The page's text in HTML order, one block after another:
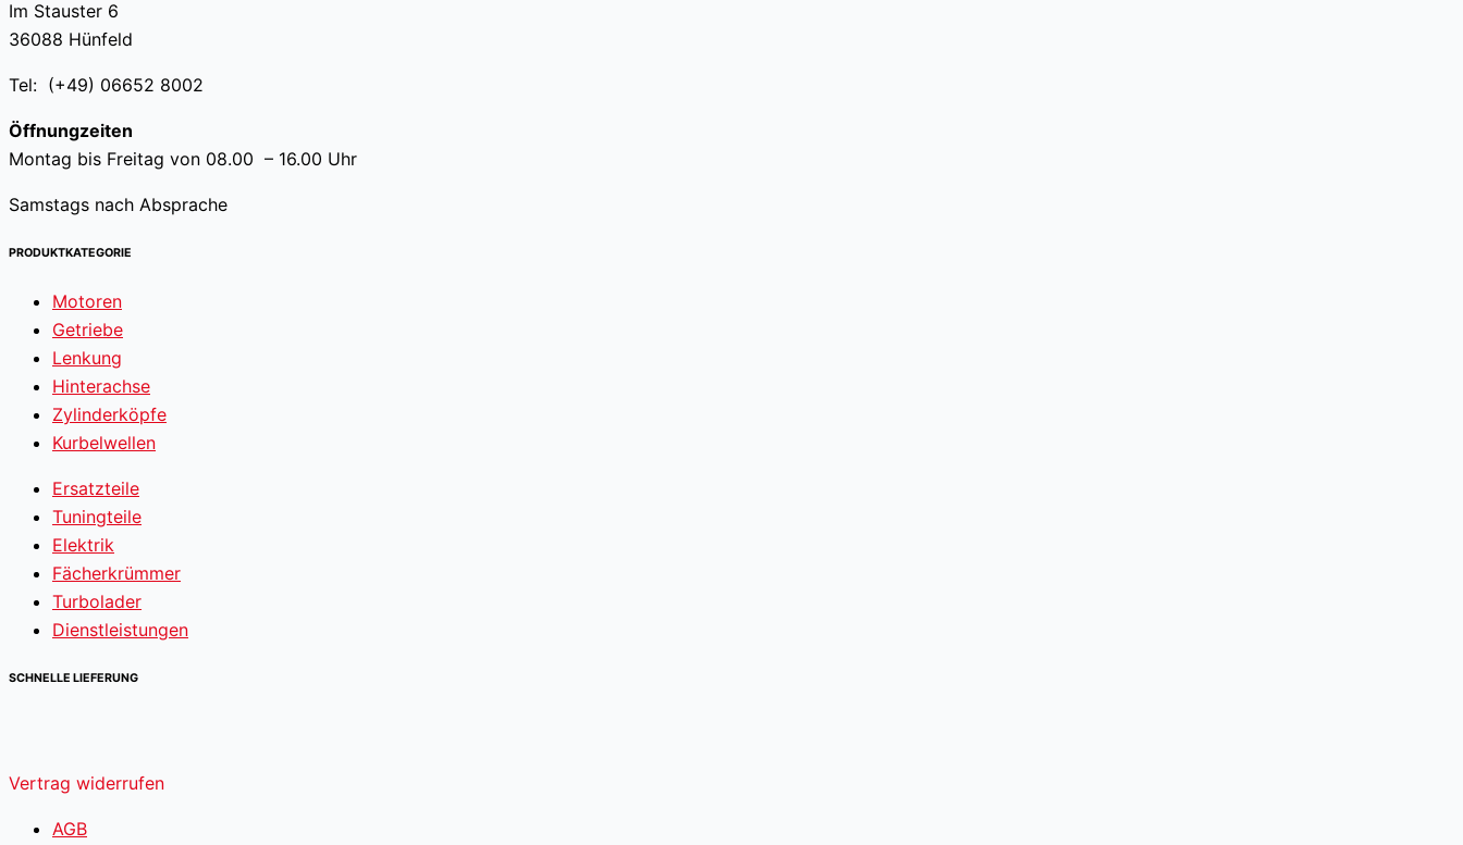
Im Stauster 6
36088 Hünfeld
Tel: (+49) 06652 8002
Öffnungzeiten
Montag bis Freitag von 08.00 – 16.00 Uhr
Samstags nach Absprache
PRODUKTKATEGORIE
Motoren
Getriebe
Lenkung
Hinterachse
Zylinderköpfe
Kurbelwellen
Ersatzteile
Tuningteile
Elektrik
Fächerkrümmer
Turbolader
Dienstleistungen
SCHNELLE LIEFERUNG
Vertrag widerrufen
AGB